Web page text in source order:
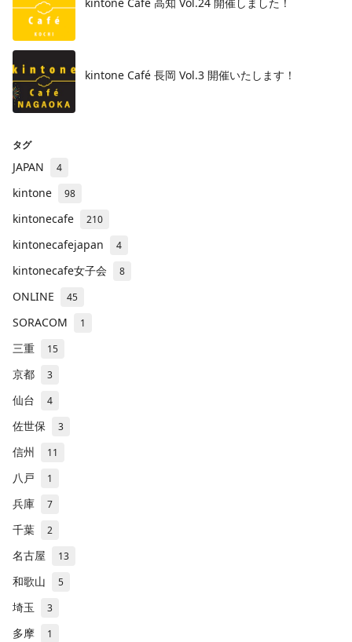
kintone Café 長岡 Vol.3 開催いたします！
タグ
JAPAN 4
kintone 98
kintonecafe 210
kintonecafejapan 4
kintonecafe女子会 8
ONLINE 45
SORACOM 1
三重 15
京都 3
仙台 4
佐世保 3
信州 11
八戸 1
兵庫 7
千葉 2
名古屋 13
和歌山 5
埼玉 3
多摩 1